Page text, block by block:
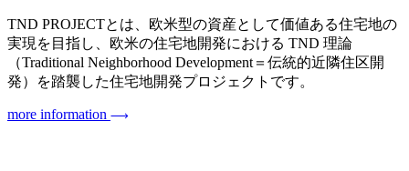
TND PROJECTとは、欧米型の資産として価値ある住宅地の
実現を目指し、欧米の住宅地開発における TND 理論
（Traditional Neighborhood Development＝伝統的近隣住区開
発）を踏襲した住宅地開発プロジェクトです。
more information